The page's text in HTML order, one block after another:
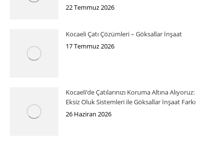
22 Temmuz 2026
Kocaeli Çatı Çözümleri – Göksallar İnşaat
17 Temmuz 2026
Kocaeli’de Çatılarınızı Koruma Altına Alıyoruz:
Eksiz Oluk Sistemleri ile Göksallar İnşaat Farkı
26 Haziran 2026